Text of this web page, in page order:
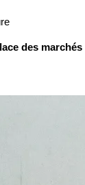
des marchés